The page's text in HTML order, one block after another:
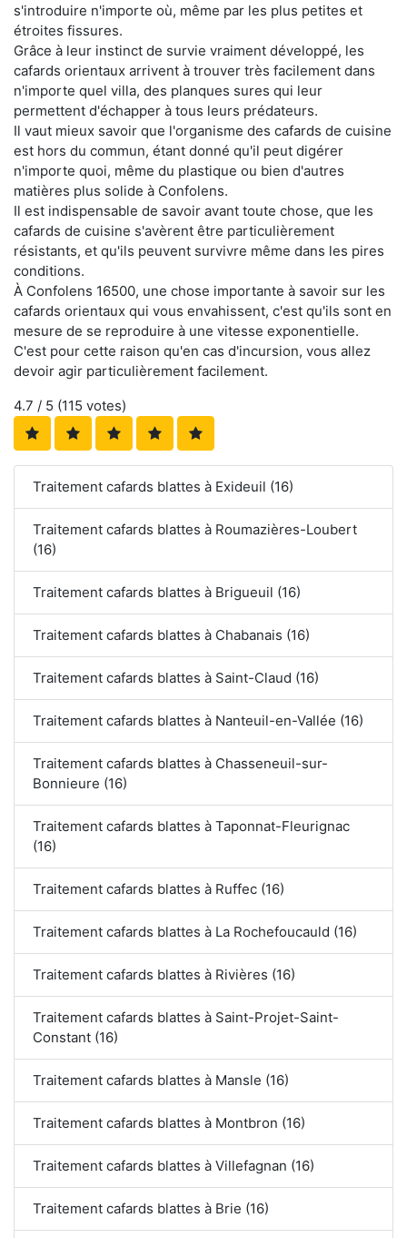
s'introduire n'importe où, même par les plus petites et
étroites fissures.
Grâce à leur instinct de survie vraiment développé, les
cafards orientaux arrivent à trouver très facilement dans
n'importe quel villa, des planques sures qui leur
permettent d'échapper à tous leurs prédateurs.
Il vaut mieux savoir que l'organisme des cafards de cuisine
est hors du commun, étant donné qu'il peut digérer
n'importe quoi, même du plastique ou bien d'autres
matières plus solide à Confolens.
Il est indispensable de savoir avant toute chose, que les
cafards de cuisine s'avèrent être particulièrement
résistants, et qu'ils peuvent survivre même dans les pires
conditions.
À Confolens 16500, une chose importante à savoir sur les
cafards orientaux qui vous envahissent, c'est qu'ils sont en
mesure de se reproduire à une vitesse exponentielle.
C'est pour cette raison qu'en cas d'incursion, vous allez
devoir agir particulièrement facilement.
4.7 / 5 (115 votes)
Traitement cafards blattes à Exideuil (16)
Traitement cafards blattes à Roumazières-Loubert
(16)
Traitement cafards blattes à Brigueuil (16)
Traitement cafards blattes à Chabanais (16)
Traitement cafards blattes à Saint-Claud (16)
Traitement cafards blattes à Nanteuil-en-Vallée (16)
Traitement cafards blattes à Chasseneuil-sur-
Bonnieure (16)
Traitement cafards blattes à Taponnat-Fleurignac
(16)
Traitement cafards blattes à Ruffec (16)
Traitement cafards blattes à La Rochefoucauld (16)
Traitement cafards blattes à Rivières (16)
Traitement cafards blattes à Saint-Projet-Saint-
Constant (16)
Traitement cafards blattes à Mansle (16)
Traitement cafards blattes à Montbron (16)
Traitement cafards blattes à Villefagnan (16)
Traitement cafards blattes à Brie (16)